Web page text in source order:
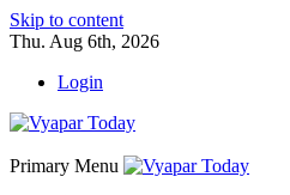
Skip to content
Thu. Aug 6th, 2026
Login
Primary Menu